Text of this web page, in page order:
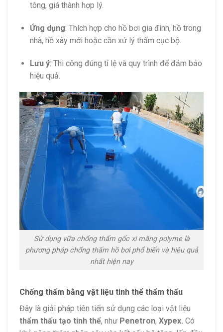
tông, giá thành hợp lý.
Ứng dụng: Thích hợp cho hồ bơi gia đình, hồ trong
nhà, hồ xây mới hoặc cần xử lý thấm cục bộ.
Lưu ý: Thi công đúng tỉ lệ và quy trình để đảm bảo
hiệu quả.
Sử dụng vữa chống thấm gốc xi măng polyme là
phương pháp chống thấm hồ bơi phổ biến và hiệu quả
nhất hiện nay
Chống thấm bằng vật liệu tinh thể thẩm thấu
Đây là giải pháp tiên tiến sử dụng các loại vật liệu
thẩm thấu tạo tinh thể, như Penetron, Xypex. Có